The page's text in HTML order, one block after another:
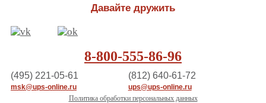
Давайте дружить
8-800-555-86-96
(495) 221-05-61
msk@ups-online.ru
(812) 640-61-72
ups@ups-online.ru
Политика обработки персональных данных